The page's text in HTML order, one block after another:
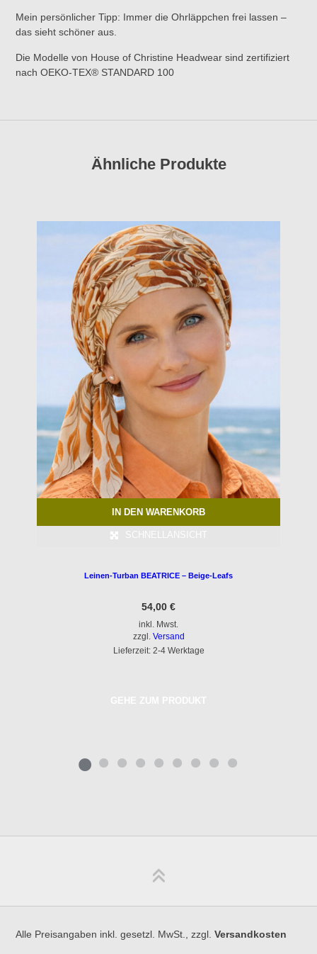
Mein persönlicher Tipp: Immer die Ohrläppchen frei lassen –
das sieht schöner aus.
Die Modelle von House of Christine Headwear sind zertifiziert
nach OEKO-TEX® STANDARD 100
Ähnliche Produkte
IN DEN WARENKORB
SCHNELLANSICHT
Leinen-Turban BEATRICE – Beige-Leafs
54,00€
inkl. Mwst.
zzgl. Versand
Lieferzeit: 2-4 Werktage
Alle Preisangaben inkl. gesetzl. MwSt., zzgl.Versandkosten